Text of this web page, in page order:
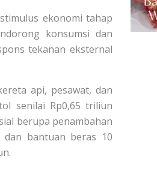
ekonomi tahap
konsumsi dan
tekanan eksternal
api, pesawat, dan
senilai Rp0,65 triliun
berupa penambahan
bantuan beras 10